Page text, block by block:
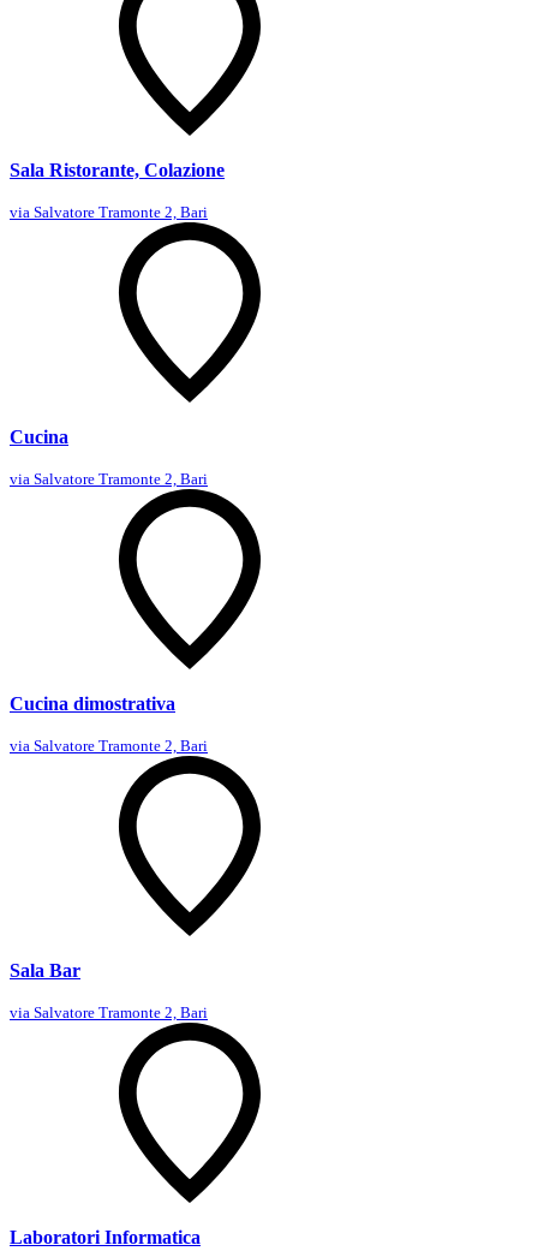
Sala Ristorante, Colazione
via Salvatore Tramonte 2, Bari
Cucina
via Salvatore Tramonte 2, Bari
Cucina dimostrativa
via Salvatore Tramonte 2, Bari
Sala Bar
via Salvatore Tramonte 2, Bari
Laboratori Informatica